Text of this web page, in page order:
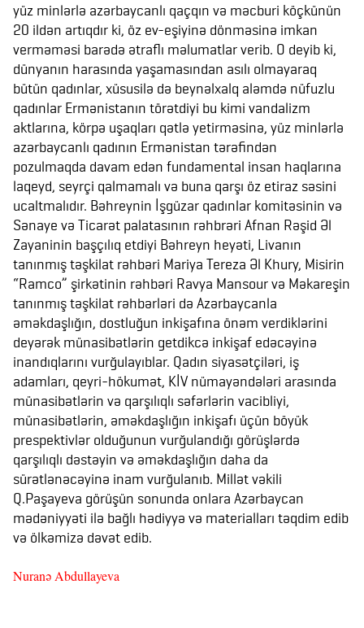
yüz minlərlə azərbaycanlı qaçqın və məcburi köçkünün
20 ildən artıqdır ki, öz ev-eşiyinə dönməsinə imkan
verməməsi barədə ətraflı məlumatlar verib. O deyib ki,
dünyanın harasında yaşamasından asılı olmayaraq
bütün qadınlar, xüsusilə də beynəlxalq aləmdə nüfuzlu
qadınlar Ermənistanın törətdiyi bu kimi vandalizm
aktlarına, körpə uşaqları qətlə yetirməsinə, yüz minlərlə
azərbaycanlı qadının Ermənistan tərəfindən
pozulmaqda davam edən fundamental insan haqlarına
laqeyd, seyrçi qalmamalı və buna qarşı öz etiraz səsini
ucaltmalıdır. Bəhreynin İşgüzar qadınlar komitəsinin və
Sənaye və Ticarət palatasının rəhbrəri Afnan Rəşid Əl
Zayaninin başçılıq etdiyi Bəhreyn heyəti, Livanın
tanınmış təşkilat rəhbəri Mariya Tereza Əl Khury, Misirin
“Ramco” şirkətinin rəhbəri Ravya Mansour və Məkareşin
tanınmış təşkilat rəhbərləri də Azərbaycanla
əməkdaşlığın, dostluğun inkişafına önəm verdiklərini
deyərək münasibətlərin getdikcə inkişaf edəcəyinə
inandıqlarını vurğulayıblar. Qadın siyasətçiləri, iş
adamları, qeyri-hökumət, KİV nümayəndələri arasında
münasibətlərin və qarşılıqlı səfərlərin vacibliyi,
münasibətlərin, əməkdaşlığın inkişafı üçün böyük
prespektivlər olduğunun vurğulandığı görüşlərdə
qarşılıqlı dəstəyin və əməkdaşlığın daha da
sürətlənəcəyinə inam vurğulanıb. Millət vəkili
Q.Paşayeva görüşün sonunda onlara Azərbaycan
mədəniyyəti ilə bağlı hədiyyə və materialları təqdim edib
və ölkəmizə dəvət edib.
Nuranə Abdullayeva